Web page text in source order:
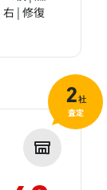
| 修復
2社
査定